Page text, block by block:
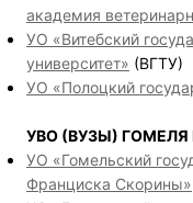
академия
УО «Витебский
университет» (ВГТУ)
УО «Полоцкий
УВО (ВУЗЫ)
УО «Гомельский
Франциска Скорины»